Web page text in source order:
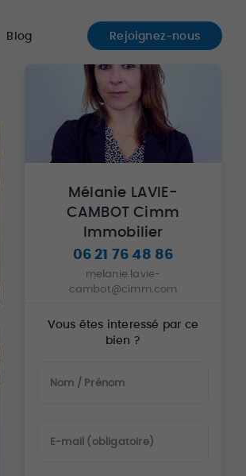
Blog Rejoignez-nous
Mélanie LAVIE-
CAMBOT Cimm
Immobilier
06 21 76 48 86
melanie.lavie-
cambot@cimm.com
Vous êtes interessé par ce
bien ?
Nom / Prénom
E-mail (obligatoire)